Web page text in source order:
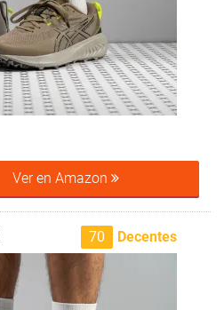
Ver en Amazon
70 Decentes